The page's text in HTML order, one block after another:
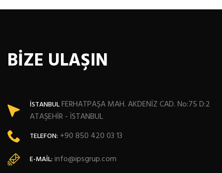
BİZE ULAŞIN
İSTANBULFERHATPAŞA MAH. AKDENİZ CAD. No:75 D:2
ATAŞEHİR - İSTANBUL
TELEFON: +90 850 420 03 13
E-MAIL: info@ipsgrup.com